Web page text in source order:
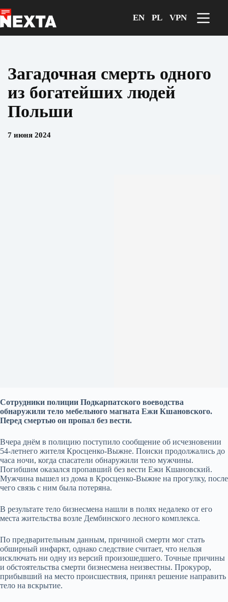
к
сути
EN PL VPN
Загадочная смерть одного
из богатейших людей
Польши
7 июня 2024
Сотрудники полиции Подкарпатского воеводства
обнаружили тело мебельного магната Ежи Кшановского.
Перед смертью он пропал без вести.
Вчера днём ​​в полицию поступило сообщение об исчезновении
54-летнего жителя Кросценко-Выжне. Поиски продолжались до
часа ночи, когда спасатели обнаружили тело мужчины.
Погибшим оказался пропавший без вести Ежи Кшановский.
Мужчина вышел из дома в Кросценко-Выжне на прогулку, после
чего связь с ним была потеряна.
В результате тело бизнесмена нашли в полях недалеко от его
места жительства возле Дембинского лесного комплекса.
По предварительным данным, причиной смерти мог стать
обширный инфаркт, однако следствие считает, что нельзя
исключать ни одну из версий произошедшего. Точные причины
и обстоятельства смерти бизнесмена неизвестны. Прокурор,
прибывший на место происшествия, принял решение направить
тело на вскрытие.